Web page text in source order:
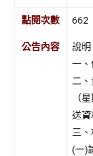
點閱次數 662
公告內容
說明
一
二
（
送資
三
(一)